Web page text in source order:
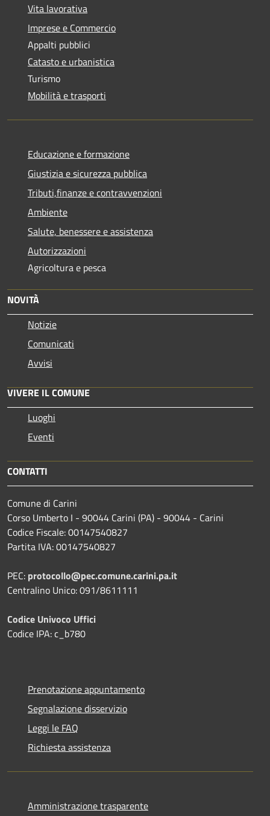
Vita lavorativa
Imprese e Commercio
Appalti pubblici
Catasto e urbanistica
Turismo
Mobilità e trasporti
Educazione e formazione
Giustizia e sicurezza pubblica
Tributi,finanze e contravvenzioni
Ambiente
Salute, benessere e assistenza
Autorizzazioni
Agricoltura e pesca
NOVITÀ
Notizie
Comunicati
Avvisi
VIVERE IL COMUNE
Luoghi
Eventi
CONTATTI
Comune di Carini
Corso Umberto I - 90044 Carini (PA) - 90044 - Carini
Codice Fiscale: 00147540827
Partita IVA: 00147540827
PEC: protocollo@pec.comune.carini.pa.it
Centralino Unico: 091/8611111
Codice Univoco Uffici
Codice IPA: c_b780
Prenotazione appuntamento
Segnalazione disservizio
Leggi le FAQ
Richiesta assistenza
Amministrazione trasparente